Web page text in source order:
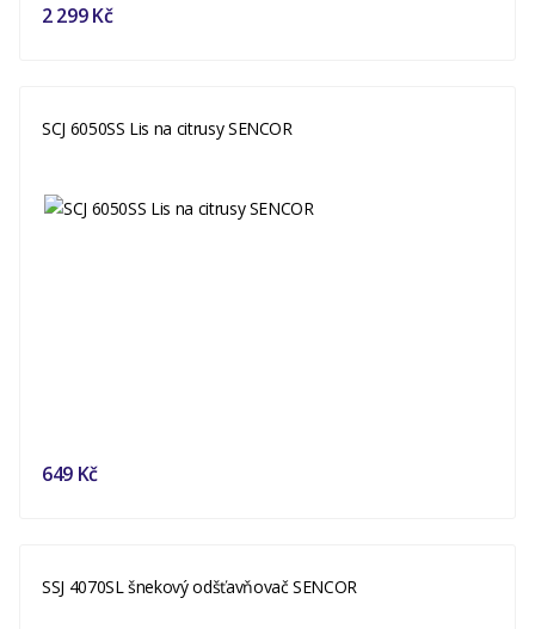
2 299 Kč
SCJ 6050SS Lis na citrusy SENCOR
649 Kč
SSJ 4070SL šnekový odšťavňovač SENCOR